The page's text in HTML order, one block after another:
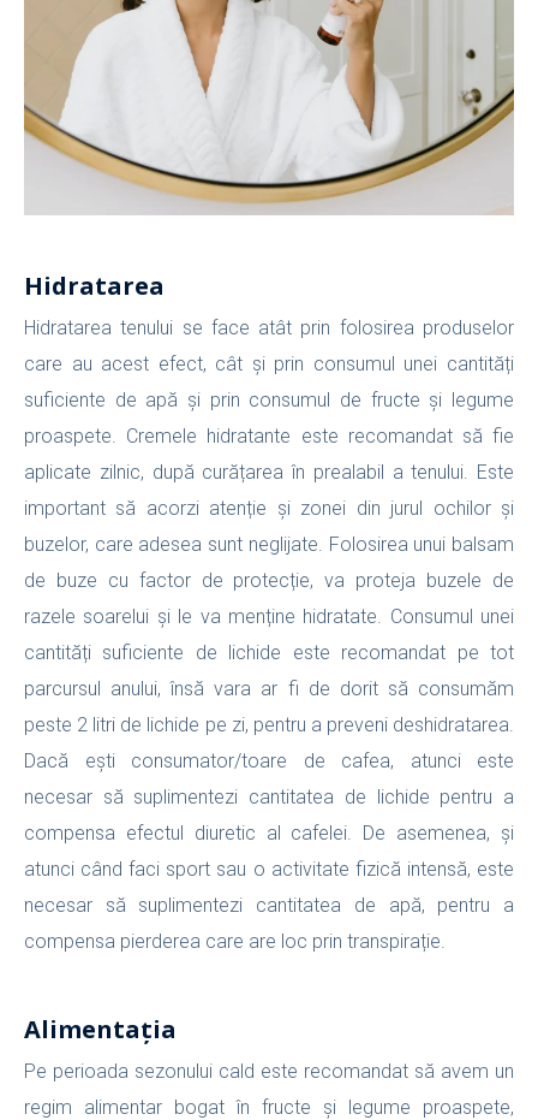
Hidratarea
Hidratarea tenului se face atât prin folosirea produselor
care au acest efect, cât și prin consumul unei cantități
suficiente de apă și prin consumul de fructe și legume
proaspete. Cremele hidratante este recomandat să fie
aplicate zilnic, după curățarea în prealabil a tenului. Este
important să acorzi atenție și zonei din jurul ochilor și
buzelor, care adesea sunt neglijate. Folosirea unui balsam
de buze cu factor de protecție, va proteja buzele de
razele soarelui și le va menține hidratate. Consumul unei
cantități suficiente de lichide este recomandat pe tot
parcursul anului, însă vara ar fi de dorit să consumăm
peste 2 litri de lichide pe zi, pentru a preveni deshidratarea.
Dacă ești consumator/toare de cafea, atunci este
necesar să suplimentezi cantitatea de lichide pentru a
compensa efectul diuretic al cafelei. De asemenea, și
atunci când faci sport sau o activitate fizică intensă, este
necesar să suplimentezi cantitatea de apă, pentru a
compensa pierderea care are loc prin transpirație.
Alimentația
Pe perioada sezonului cald este recomandat să avem un
regim alimentar bogat în fructe și legume proaspete,